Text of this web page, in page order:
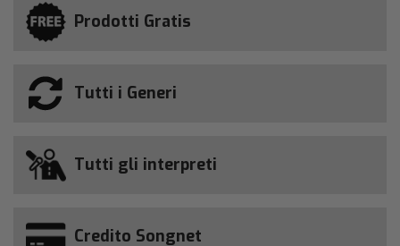
Prodotti Gratis
Tutti i Generi
Tutti gli interpreti
Credito Songnet